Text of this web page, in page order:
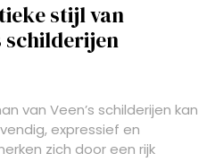
stijl van
schilderijen
van Veen’s schilderijen kan
expressief en
zich door een rijk